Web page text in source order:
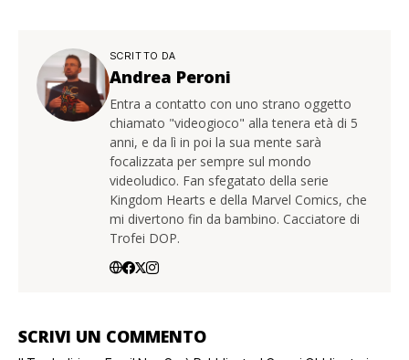
SCRITTO DA
Andrea Peroni
Entra a contatto con uno strano oggetto
chiamato "videogioco" alla tenera età di 5
anni, e da lì in poi la sua mente sarà
focalizzata per sempre sul mondo
videoludico. Fan sfegatato della serie
Kingdom Hearts e della Marvel Comics, che
mi divertono fin da bambino. Cacciatore di
Trofei DOP.
SCRIVI UN COMMENTO